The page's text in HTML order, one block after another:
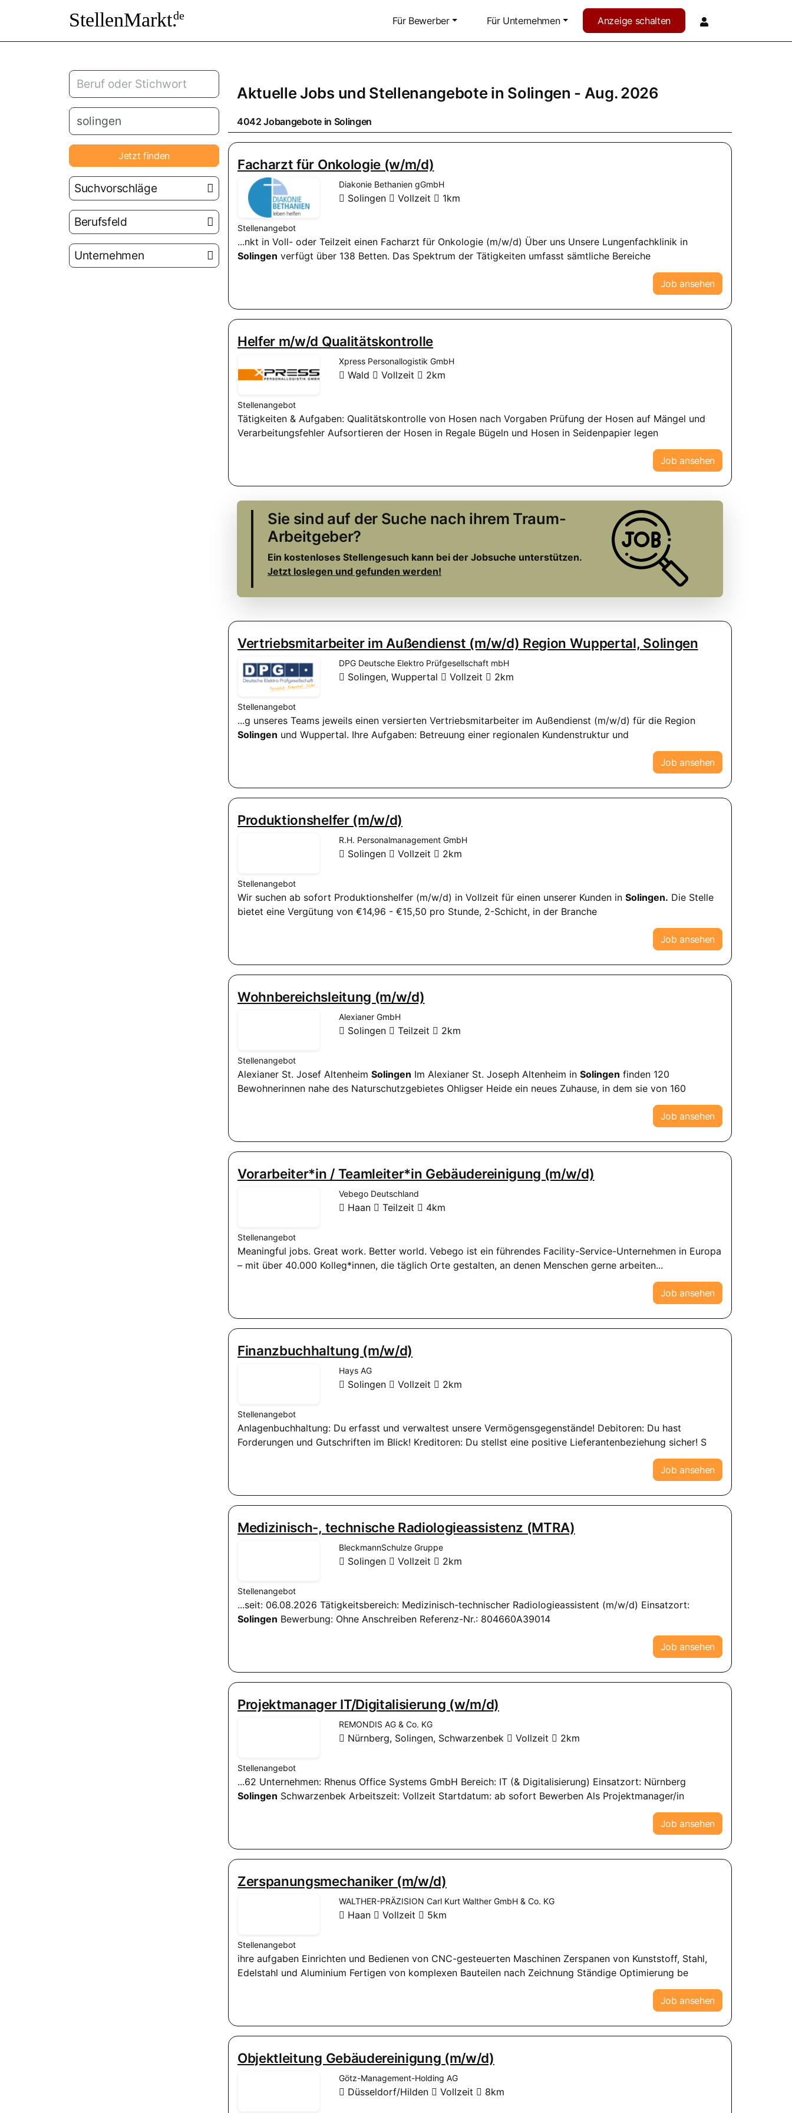
StellenMarkt.de Für Bewerber Für Unternehmen Anzeige schalten
Jetzt finden
Suchvorschläge
Berufsfeld
Unternehmen
Aktuelle Jobs und Stellenangebote in Solingen - Aug. 2026
4042 Jobangebote in Solingen
Facharzt für Onkologie (w/m/d)
Diakonie Bethanien gGmbH
Solingen Vollzeit 1km
Stellenangebot
...nkt in Voll- oder Teilzeit einen Facharzt für Onkologie (m/w/d) Über uns Unsere Lungenfachklinik in
Solingen verfügt über 138 Betten. Das Spektrum der Tätigkeiten umfasst sämtliche Bereiche
Job ansehen
Helfer m/w/d Qualitätskontrolle
Xpress Personallogistik GmbH
Wald Vollzeit 2km
Stellenangebot
Tätigkeiten & Aufgaben: Qualitätskontrolle von Hosen nach Vorgaben Prüfung der Hosen auf Mängel und
Verarbeitungsfehler Aufsortieren der Hosen in Regale Bügeln und Hosen in Seidenpapier legen
Job ansehen
Sie sind auf der Suche nach ihrem Traum-
Arbeitgeber?
Ein kostenloses Stellengesuch kann bei der Jobsuche unterstützen.
Jetzt loslegen und gefunden werden!
Vertriebsmitarbeiter im Außendienst (m/w/d) Region Wuppertal, Solingen
DPG Deutsche Elektro Prüfgesellschaft mbH
Solingen, Wuppertal Vollzeit 2km
Stellenangebot
...g unseres Teams jeweils einen versierten Vertriebsmitarbeiter im Außendienst (m/w/d) für die Region
Solingen und Wuppertal. Ihre Aufgaben: Betreuung einer regionalen Kundenstruktur und
Job ansehen
Produktionshelfer (m/w/d)
R.H. Personalmanagement GmbH
Solingen Vollzeit 2km
Stellenangebot
Wir suchen ab sofort Produktionshelfer (m/w/d) in Vollzeit für einen unserer Kunden in Solingen. Die Stelle
bietet eine Vergütung von €14,96 - €15,50 pro Stunde, 2-Schicht, in der Branche
Job ansehen
Wohnbereichsleitung (m/w/d)
Alexianer GmbH
Solingen Teilzeit 2km
Stellenangebot
Alexianer St. Josef Altenheim Solingen Im Alexianer St. Joseph Altenheim in Solingen finden 120
Bewohnerinnen nahe des Naturschutzgebietes Ohligser Heide ein neues Zuhause, in dem sie von 160
Job ansehen
Vorarbeiter*in / Teamleiter*in Gebäudereinigung (m/w/d)
Vebego Deutschland
Haan Teilzeit 4km
Stellenangebot
Meaningful jobs. Great work. Better world. Vebego ist ein führendes Facility-Service-Unternehmen in Europa
– mit über 40.000 Kolleg*innen, die täglich Orte gestalten, an denen Menschen gerne arbeiten...
Job ansehen
Finanzbuchhaltung (m/w/d)
Hays AG
Solingen Vollzeit 2km
Stellenangebot
Anlagenbuchhaltung: Du erfasst und verwaltest unsere Vermögensgegenstände! Debitoren: Du hast
Forderungen und Gutschriften im Blick! Kreditoren: Du stellst eine positive Lieferantenbeziehung sicher! S
Job ansehen
Medizinisch-, technische Radiologieassistenz (MTRA)
BleckmannSchulze Gruppe
Solingen Vollzeit 2km
Stellenangebot
...seit: 06.08.2026 Tätigkeitsbereich: Medizinisch-technischer Radiologieassistent (m/w/d) Einsatzort:
Solingen Bewerbung: Ohne Anschreiben Referenz-Nr.: 804660A39014
Job ansehen
Projektmanager IT/Digitalisierung (w/m/d)
REMONDIS AG & Co. KG
Nürnberg, Solingen, Schwarzenbek Vollzeit 2km
Stellenangebot
...62 Unternehmen: Rhenus Office Systems GmbH Bereich: IT (& Digitalisierung) Einsatzort: Nürnberg
Solingen Schwarzenbek Arbeitszeit: Vollzeit Startdatum: ab sofort Bewerben Als Projektmanager/in
Job ansehen
Zerspanungsmechaniker (m/w/d)
WALTHER-PRÄZISION Carl Kurt Walther GmbH & Co. KG
Haan Vollzeit 5km
Stellenangebot
ihre aufgaben Einrichten und Bedienen von CNC-gesteuerten Maschinen Zerspanen von Kunststoff, Stahl,
Edelstahl und Aluminium Fertigen von komplexen Bauteilen nach Zeichnung Ständige Optimierung be
Job ansehen
Objektleitung Gebäudereinigung (m/w/d)
Götz-Management-Holding AG
Düsseldorf/Hilden Vollzeit 8km